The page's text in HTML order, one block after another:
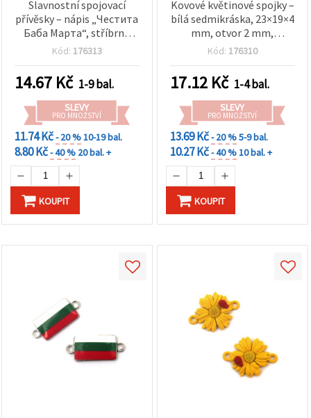
Slavnostní spojovací
přívěsky – nápis „Честита
Баба Марта“, stříbrná
barva, 25×11 mm, otvor 2
a DIY šperky
Kód: 176313
14.67 Kč 1-9 bal.
SLEVY
PRO MNOŽSTVÍ
11.74 Kč- 20 %10-19 bal.
8.80 Kč- 40 % 20 bal. +
KOUPIT
Kovové květinové spojky –
bílá sedmikráska, 23×19×4
mm, otvor 2 mm,
komponenty na výrobu
náhrdelníky a náušnice, 2
ks
Kód: 176310
17.12 Kč 1-4 bal.
SLEVY
PRO MNOŽSTVÍ
13.69 Kč- 20 %5-9 bal.
10.27 Kč- 40 %10 bal. +
KOUPIT